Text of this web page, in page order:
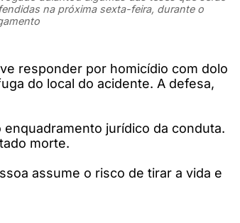
na próxima sexta-feira, durante o
responder por homicídio com dolo
do local do acidente. A defesa,
jurídico da conduta.
morte.
assume o risco de tirar a vida e